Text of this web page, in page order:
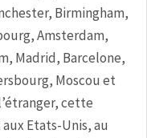
Birmingham,
Amsterdam,
Madrid, Barcelone,
Moscou et
cette
Etats-Unis, au